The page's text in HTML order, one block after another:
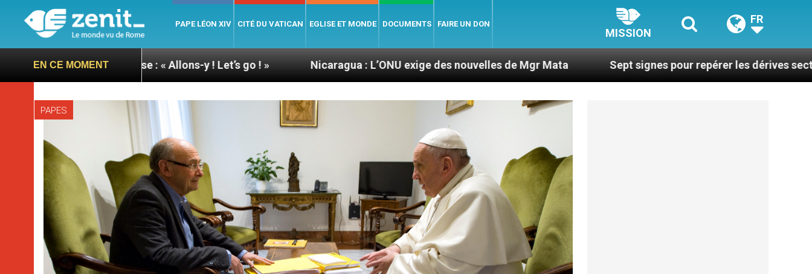
PAPE LÉON XIV CITÉ DU VATICAN EGLISE ET MONDE DOCUMENTS FAIRE UN DON
MISSION
FR
EN CE MOMENT
à Assise : « Allons-y ! Let’s go ! » Nicaragua : L’ONU exige des nouvelles de Mgr Mata Sept signes pour repérer les dérives sectaires du
PAPES